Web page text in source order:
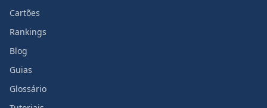
Cartões
Rankings
Blog
Guias
Glossário